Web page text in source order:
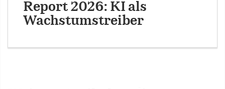
Report 2026: KI als
Wachstumstreiber